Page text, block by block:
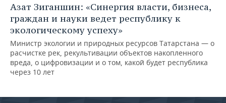
Азат Зиганшин: «Синергия власти, бизнеса,
граждан и науки ведет республику к
экологическому успеху»
Министр экологии и природных ресурсов Татарстана — о
расчистке рек, рекультивации объектов накопленного
вреда, о цифровизации и о том, какой будет республика
через 10 лет